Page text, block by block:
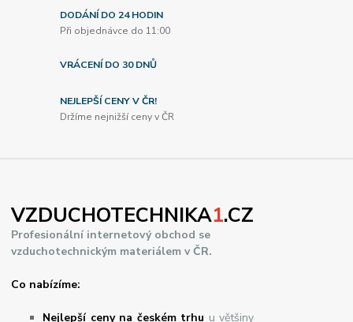
DODÁNÍ DO 24 HODIN
Při objednávce do 11:00
VRÁCENÍ DO 30 DNŮ
NEJLEPŠÍ CENY V ČR!
Držíme nejnižší ceny v ČR
VZDUCHOTECHNIKA1.CZ
Profesionální internetový obchod se
vzduchotechnickým materiálem v ČR.
Co nabízíme:
Nejlepší ceny na českém trhu u většiny